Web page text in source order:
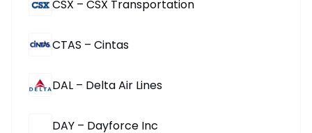
CSX – CSX Transportation
CTAS – Cintas
DAL – Delta Air Lines
DAY – Dayforce Inc